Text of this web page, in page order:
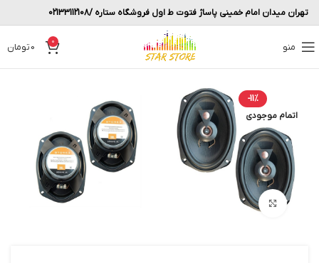
تهران میدان امام خمینی پاساژ فتوت ط اول فروشگاه ستاره /02133112108
منو 0
0تومان
-11%
اتمام موجودی
بزرگنمایی تصویر